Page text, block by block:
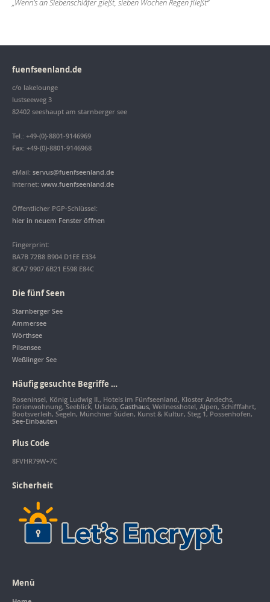
„Wenn’s an Siebenschläfer gießt, sieben Wochen Regen fließt“
fuenfseenland.de
c/o lakelounge
lustseeweg 3
82402 seeshaupt am starnberger see
Tel.: +49-(0)-8801-9146969
Fax: +49-(0)-8801-9146968
eMail: servus@fuenfseenland.de
Internet: www.fuenfseenland.de
Öffentlicher PGP-Schlüssel:
hier in neuem Fenster öffnen
Fingerprint:
BA7B 72B8 B904 D1EE E334
8CA7 9907 6B21 E598 E84C
Die fünf Seen
Starnberger See
Ammersee
Wörthsee
Pilsensee
Weßlinger See
Häufig gesuchte Begriffe …
Roseninsel, König Ludwig II., Hotels im Fünfseenland, Kloster Andechs,
Ferienwohnung, Seeblick, Urlaub, Gasthaus, Wellnesshotel, Alpen, Schifffahrt,
Bootsverleih, Segeln, Münchner Süden, Kunst & Kultur, Steg 1, Possenhofen,
See-Einbauten
Plus Code
8FVHR79W+7C
Sicherheit
Menü